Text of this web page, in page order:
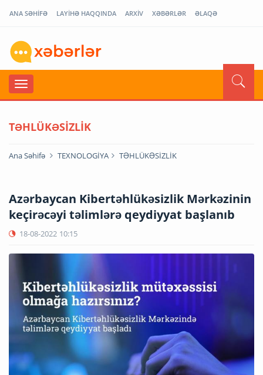
ANA SƏHİFƏ LAYİHƏ HAQQINDA ARXİV XƏBƏRLƏR ƏLAQƏ
TƏHLÜKƏSİZLİK
Ana Səhifə TEXNOLOGİYA TƏHLÜKƏSİZLİK
Azərbaycan Kibertəhlükəsizlik Mərkəzinin
keçirəcəyi təlimlərə qeydiyyat başlanıb
18-08-2022 10:15